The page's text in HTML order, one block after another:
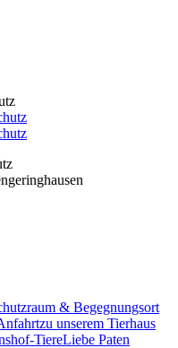
& Begegnungsort
zu unserem Tierhaus
TiereLiebe Paten